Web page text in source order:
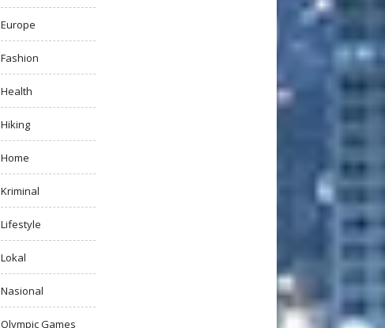
Europe
Fashion
Health
Hiking
Home
Kriminal
Lifestyle
Lokal
Nasional
Olympic Games